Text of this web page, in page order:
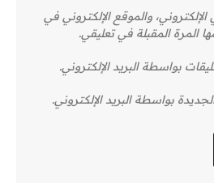
والموقع الإلكتروني في
المرة المقبلة في تعليقي.
بواسطة البريد الإلكتروني.
بواسطة البريد الإلكتروني.